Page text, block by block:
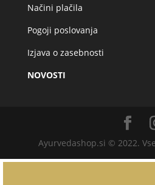
Načini plačila
Pogoji poslovanja
Izjava o zasebnosti
NOVOSTI
Ayurvedashop.si © 2022.